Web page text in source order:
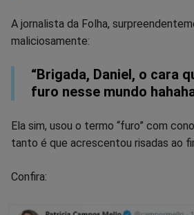
A jornalista da Folha,
maliciosamente:
“Brigada, Daniel, o cara
furo nesse mundo
Ela sim, usou o termo “furo” com
tanto é que acrescentou risadas ao
Confira: